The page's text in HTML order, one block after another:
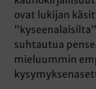
ovat lukijan
suhtautua
mieluummin